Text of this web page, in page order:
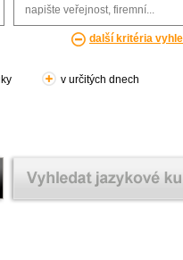
další kritéria
v určitých dnech